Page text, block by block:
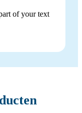
of your text